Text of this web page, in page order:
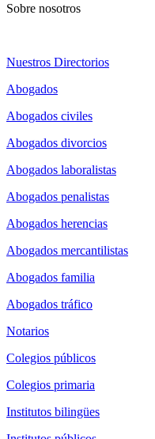
Sobre nosotros
Nuestros Directorios
Abogados
Abogados civiles
Abogados divorcios
Abogados laboralistas
Abogados penalistas
Abogados herencias
Abogados mercantilistas
Abogados familia
Abogados tráfico
Notarios
Colegios públicos
Colegios primaria
Institutos bilingües